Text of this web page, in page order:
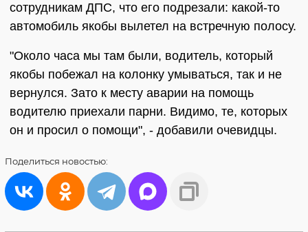
сотрудникам ДПС, что его подрезали: какой-то
автомобиль якобы вылетел на встречную полосу.
"Около часа мы там были, водитель, который
якобы побежал на колонку умываться, так и не
вернулся. Зато к месту аварии на помощь
водителю приехали парни. Видимо, те, которых
он и просил о помощи", - добавили очевидцы.
Поделиться новостью: